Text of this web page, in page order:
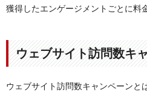
獲得したエンゲージメントごとに料
ウェブサイト訪問数キ
ウェブサイト訪問数キャンペーンと